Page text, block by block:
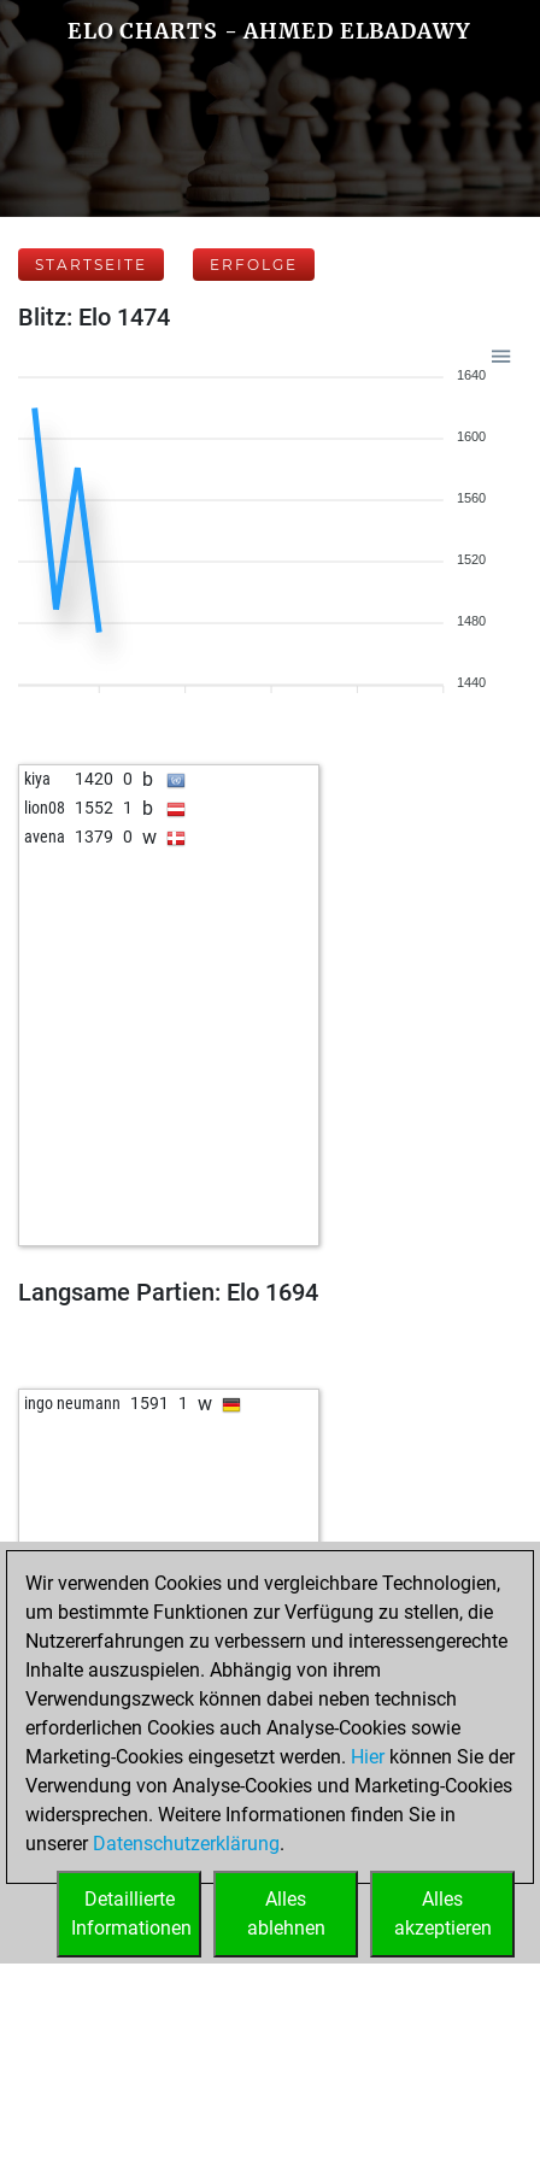
ELO CHARTS - AHMED ELBADAWY
STARTSEITE ERFOLGE
Blitz: Elo 1474
1640
1600
1560
1520
1480
1440
kiya 1420 0 b
lion08 1552 1 b
avena 1379 0 w
Langsame Partien: Elo 1694
ingo neumann 1591 1 w
STARTSEITE ERFOLGE
Wir verwenden Cookies und vergleichbare Technologien,
um bestimmte Funktionen zur Verfügung zu stellen, die
Nutzererfahrungen zu verbessern und interessengerechte
Inhalte auszuspielen. Abhängig von ihrem
Verwendungszweck können dabei neben technisch
erforderlichen Cookies auch Analyse-Cookies sowie
Marketing-Cookies eingesetzt werden. Hierkönnen Sie der
Verwendung von Analyse-Cookies und Marketing-Cookies
widersprechen. Weitere Informationen finden Sie in
unserer Datenschutzerklärung.
Alles
akzeptieren
Alles
ablehnen
Detaillierte
Informationen